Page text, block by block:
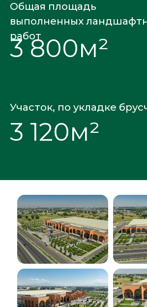
3 120м²
3 800м²
Участок, по укладке
Общая площадь
выполненных
работ